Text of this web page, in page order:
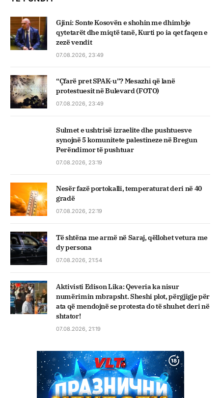
Gjini: Sonte Kosovën e shohin me dhimbje
qytetarët dhe miqtë tanë, Kurti po ia qet faqen e
zezë vendit
07.08.2026, 23:49
“Çfarë pret SPAK-u”? Mesazhi që lanë
protestuesit në Bulevard (FOTO)
07.08.2026, 23:49
Sulmet e ushtrisë izraelite dhe pushtuesve
synojnë 5 komunitete palestineze në Bregun
Perëndimor të pushtuar
07.08.2026, 23:19
Nesër fazë portokalli, temperaturat deri në 40
gradë
07.08.2026, 22:19
Të shtëna me armë në Saraj, qëllohet vetura me
dy persona
07.08.2026, 21:54
Aktivisti Edison Lika: Qeveria ka nisur
numërimin mbrapsht. Sheshi plot, përgjigje për
ata që mendojnë se protesta do të shuhet deri në
shtator!
07.08.2026, 21:19